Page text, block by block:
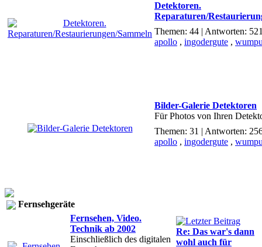
Detektoren.
Reparaturen/
Themen: 44 | Antworten:
apollo , ingodergute ,
Bilder-Galerie Detektoren
Für Photos von Ihren
Themen: 31 | Antworten:
apollo , ingodergute ,
Fernsehgeräte
Fernsehen, Video.
Technik ab 2002
Einschließlich des digitalen
Re: Das war's dann
wohl auch für